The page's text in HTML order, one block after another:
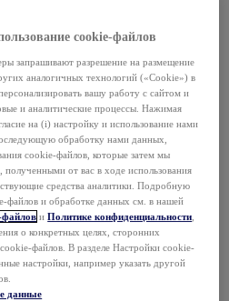
cookie-файлов
запрашивают разрешение на размещение
аналогичных технологий («Cookie») в
вашу работу с сайтом и
и аналитические процессы. Нажимая
на (i) настройку и использование нами
обработку нами данных,
cookie-файлов, которые затем мы
от вас в ходе использования
средства аналитики. Подробную
и обработке данных см. в нашей
файлов иПолитике конфиденциальности,
о конкретных целях, сторонних
файлов. В разделе Настройки cookie-
настройки, например указать другой
данные